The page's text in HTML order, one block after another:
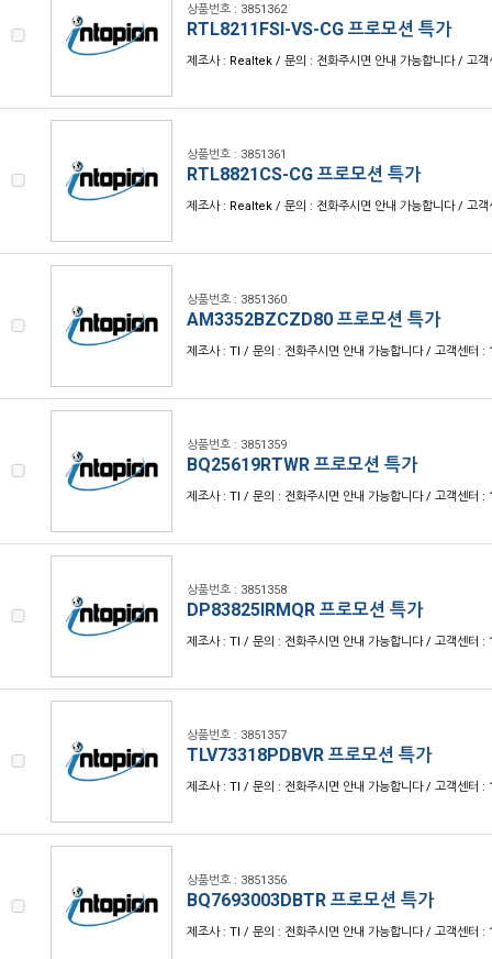
상품번호 : 3851362
RTL8211FSI-VS-CG 프로모션 특가
제조사 : Realtek / 문의 : 전화주시면 안내 가능합니다 / 고
상품번호 : 3851361
RTL8821CS-CG 프로모션 특가
제조사 : Realtek / 문의 : 전화주시면 안내 가능합니다 / 고
상품번호 : 3851360
AM3352BZCZD80 프로모션 특가
제조사 : TI / 문의 : 전화주시면 안내 가능합니다 / 고객센터 :
상품번호 : 3851359
BQ25619RTWR 프로모션 특가
제조사 : TI / 문의 : 전화주시면 안내 가능합니다 / 고객센터 :
상품번호 : 3851358
DP83825IRMQR 프로모션 특가
제조사 : TI / 문의 : 전화주시면 안내 가능합니다 / 고객센터 :
상품번호 : 3851357
TLV73318PDBVR 프로모션 특가
제조사 : TI / 문의 : 전화주시면 안내 가능합니다 / 고객센터 :
상품번호 : 3851356
BQ7693003DBTR 프로모션 특가
제조사 : TI / 문의 : 전화주시면 안내 가능합니다 / 고객센터 :